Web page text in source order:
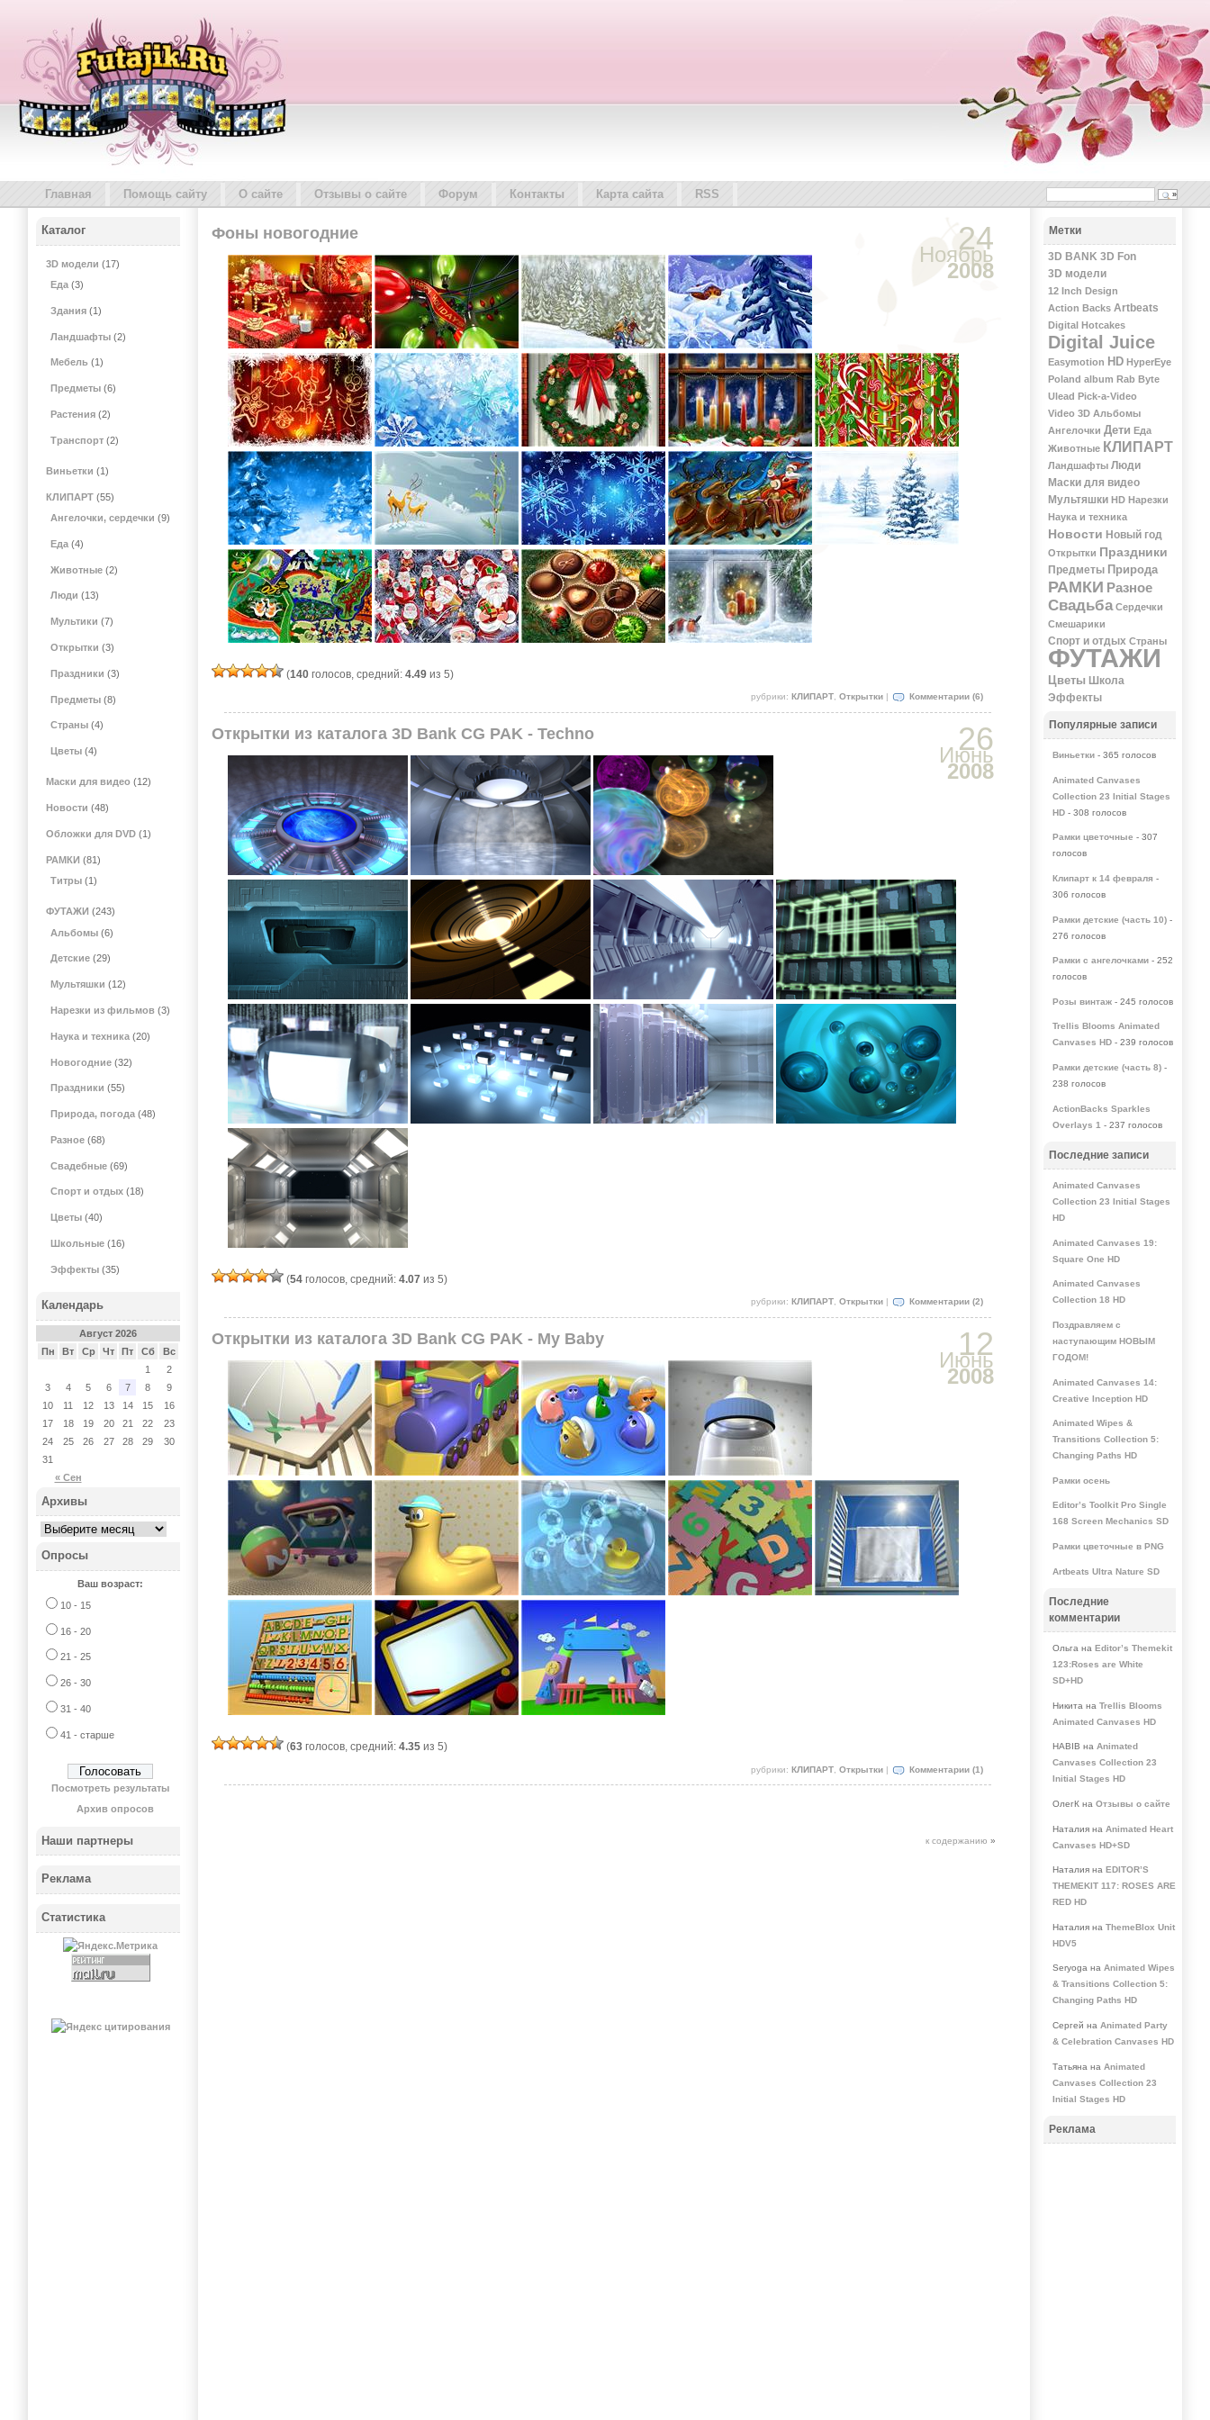
Главная Помощь сайту О сайте Отзывы о сайте Форум Контакты Карта сайта RSS
24
Ноябрь
2008
Фоны новогодние
(140 голосов, средний: 4.49 из 5)
рубрики: КЛИПАРТ, Открытки| Комментарии (6)
26
Июнь
2008
Открытки из каталога 3D Bank CG PAK - Techno
(54 голосов, средний: 4.07 из 5)
рубрики: КЛИПАРТ, Открытки| Комментарии (2)
12
Июнь
2008
Открытки из каталога 3D Bank CG PAK - My Baby
(63 голосов, средний: 4.35 из 5)
рубрики: КЛИПАРТ, Открытки| Комментарии (1)
к содержанию »
Каталог
3D модели (17)
Еда (3)
Здания (1)
Ландшафты (2)
Мебель (1)
Предметы (6)
Растения (2)
Транспорт (2)
Виньетки (1)
КЛИПАРТ(55)
Ангелочки, сердечки (9)
Еда (4)
Животные (2)
Люди (13)
Мультики (7)
Открытки (3)
Праздники (3)
Предметы (8)
Страны (4)
Цветы (4)
Маски для видео (12)
Новости (48)
Обложки для DVD(1)
РАМКИ (81)
Титры (1)
ФУТАЖИ (243)
Альбомы (6)
Детские (29)
Мультяшки (12)
Нарезки из фильмов (3)
Наука и техника (20)
Новогодние (32)
Праздники (55)
Природа, погода (48)
Разное (68)
Свадебные (69)
Спорт и отдых (18)
Цветы (40)
Школьные (16)
Эффекты (35)
Календарь
Август 2026
Пн
Вт Ср Чт Пт Сб Вс
« Сен
1
2
3
4 5 6 7 8
9
10
11 12 13 14 15
16
17
18 19 20 21 22
23
24
25 26 27 28 29
30
31
Архивы
Опросы
Ваш возраст:
10 - 15
16 - 20
21 - 25
26 - 30
31 - 40
41 - старше
Посмотреть результаты
Архив опросов
Наши партнеры
Реклама
Статистика
Метки
3D BANK 3D Fon
3D модели
12 Inch Design
Action Backs Artbeats
Digital Hotcakes
Digital Juice
Easymotion HD HyperEye
Poland album Rab Byte
Ulead Pick-a-Video
Video 3D Альбомы
Ангелочки Дети Еда
Животные КЛИПАРТ
Ландшафты Люди
Маски для видео
Мультяшки НD Нарезки
Наука и техника
Новости Новый год
Открытки Праздники
Предметы Природа
РАМКИ Разное
Свадьба Сердечки
Смешарики
Спорт и отдых Страны
ФУТАЖИ
Цветы Школа
Эффекты
Популярные записи
Виньетки- 365 голосов
Animated Canvases
Collection 23 Initial Stages
HD- 308 голосов
Рамки цветочные - 307
голосов
Клипарт к 14 февраля -
306 голосов
Рамки детские (часть 10)-
276 голосов
Рамки с ангелочками- 252
голосов
Розы винтаж- 245 голосов
Trellis Blooms Animated
Canvases HD- 239 голосов
Рамки детские (часть 8)-
238 голосов
ActionBacks Sparkles
Overlays 1 - 237 голосов
Последние записи
Animated Canvases
Collection 23 Initial Stages
HD
Animated Canvases 19:
Square One HD
Animated Canvases
Collection 18 HD
Поздравляем с
наступающим НОВЫМ
ГОДОМ!
Animated Canvases 14:
Creative Inception HD
Animated Wipes &
Transitions Collection 5:
Changing Paths HD
Рамки осень
Editor’s Toolkit Pro Single
168 Screen Mechanics SD
Рамки цветочные в PNG
Artbeats Ultra Nature SD
Последние
комментарии
Ольга на Editor’s Themekit
123:Roses are White
SD+HD
Никита на Trellis Blooms
Animated Canvases HD
HABIB на Animated
Canvases Collection 23
Initial Stages HD
ОлегК на Отзывы о сайте
Наталия на Animated Heart
Canvases HD+SD
Наталия на EDITOR’S
THEMEKIT 117: ROSES ARE
RED HD
Наталия на ThemeBlox Unit
HDV5
Seryoga на Animated Wipes
& Transitions Collection 5:
Changing Paths HD
Сергей на Animated Party
& Celebration Canvases HD
Татьяна на Animated
Canvases Collection 23
Initial Stages HD
Реклама